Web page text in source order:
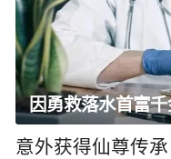
因勇救落水首富
意外获得仙尊传